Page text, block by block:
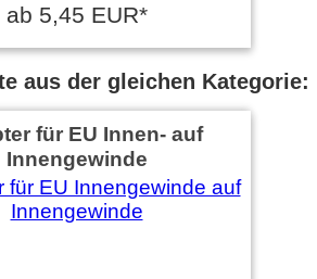
ab 5,45 EUR*
aus der gleichen Kategorie:
für EU Innen- auf
Innengewinde